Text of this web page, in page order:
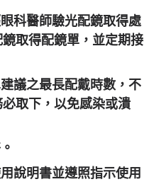
科醫師驗光配鏡取得處
鏡取得配鏡單，並定期接
議之最長配戴時數，不
取下，以免感染或潰
說明書並遵照指示使用